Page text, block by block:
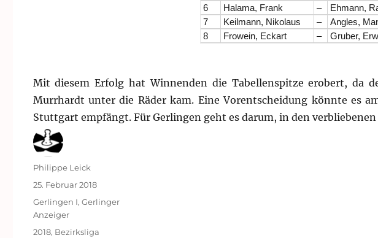
6
Halama, Frank – Ehmann,
7
Keilmann, Nikolaus – Angles,
8
Frowein, Eckart – Gruber,
Mit diesem Erfolg hat Winnenden die Tabellenspitze erobert, da
Murrhardt unter die Räder kam. Eine Vorentscheidung könnte es
Stuttgart empfängt. Für Gerlingen geht es darum, in den
Autor
Philippe Leick
Veröffentlicht
am
25. Februar 2018
Kategorien
Gerlingen I, Gerlinger
Anzeiger
Schlagwörter
2018, Bezirksliga